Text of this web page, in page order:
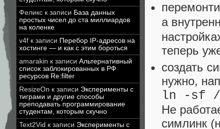
Феликс к записи База данных
простых чисел до ста миллиардов
на коленке
v4f к записи Перебор IP-адресов на
хостинге — и как с этим бороться
amarakin к записи Альтернативный
список заблокированных в РФ
ресурсов Re:filter
ResizeOn к записи Эксперименты с
тиграми и другие способы
преподавать программирование
студентам, которым скучно
Text2Vid к записи Эксперименты с
а
теперь
создать
нужно,
ln -sf /
Не
симлинк